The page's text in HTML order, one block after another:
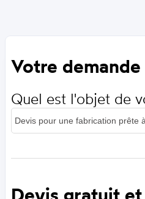
Votre demande
Quel est l'objet de